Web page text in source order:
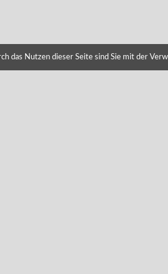
das Nutzen dieser Seite sind Sie mit der